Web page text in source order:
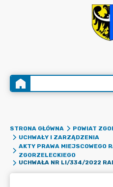
STRONA GŁÓWNA
POWIAT
UCHWAŁY I ZARZĄDZENIA
AKTY PRAWA MIEJSCOWEGO
ZGORZELECKIEGO